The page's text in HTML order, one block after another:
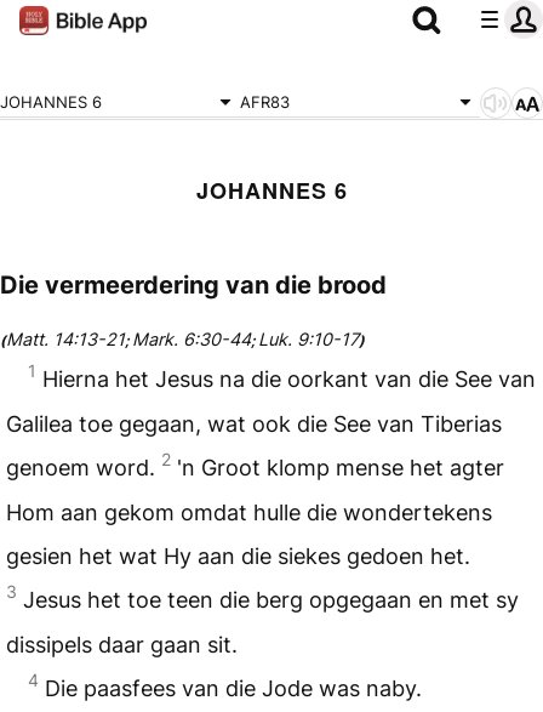
JOHANNES 6 AFR83
JOHANNES 6
Die vermeerdering van die brood
(Matt. 14:13-21;Mark. 6:30-44;Luk. 9:10-17)
1 Hierna het Jesus na die oorkant van die See van
Galilea toe gegaan, wat ook die See van Tiberias
genoem word. 2 'n Groot klomp mense het agter
Hom aan gekom omdat hulle die wondertekens
gesien het wat Hy aan die siekes gedoen het.
3 Jesus het toe teen die berg opgegaan en met sy
dissipels daar gaan sit.
4 Die paasfees van die Jode was naby.